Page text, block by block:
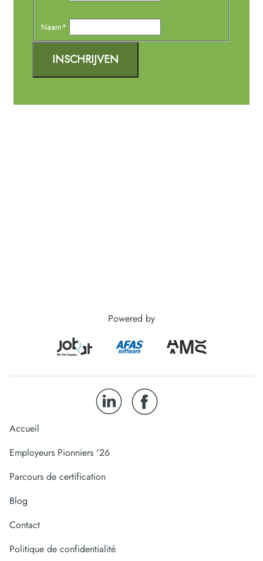
Powered by
Accueil
Employeurs Pionniers '26
Parcours de certification
Blog
Contact
Politique de confidentialité